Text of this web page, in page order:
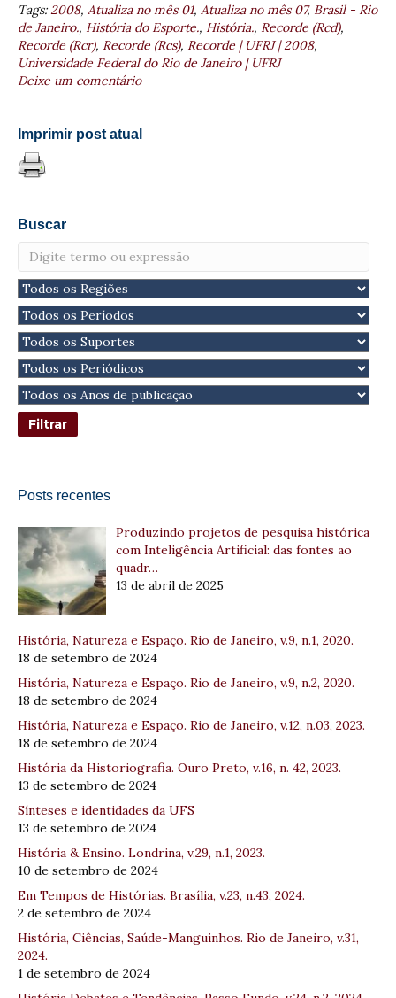
Tags:2008, Atualiza no mês 01, Atualiza no mês 07, Brasil - Rio
de Janeiro., História do Esporte., História., Recorde (Rcd),
Recorde (Rcr), Recorde (Rcs), Recorde | UFRJ | 2008,
Universidade Federal do Rio de Janeiro | UFRJ
Deixe um comentário
Imprimir post atual
Buscar
Posts recentes
Produzindo projetos de pesquisa histórica
com Inteligência Artificial: das fontes ao
quadr…
13 de abril de 2025
História, Natureza e Espaço. Rio de Janeiro, v.9, n.1, 2020.
18 de setembro de 2024
História, Natureza e Espaço. Rio de Janeiro, v.9, n.2, 2020.
18 de setembro de 2024
História, Natureza e Espaço. Rio de Janeiro, v.12, n.03, 2023.
18 de setembro de 2024
História da Historiografia. Ouro Preto, v.16, n. 42, 2023.
13 de setembro de 2024
Sínteses e identidades da UFS
13 de setembro de 2024
História & Ensino. Londrina, v.29, n.1, 2023.
10 de setembro de 2024
Em Tempos de Histórias. Brasília, v.23, n.43, 2024.
2 de setembro de 2024
História, Ciências, Saúde-Manguinhos. Rio de Janeiro, v.31,
2024.
1 de setembro de 2024